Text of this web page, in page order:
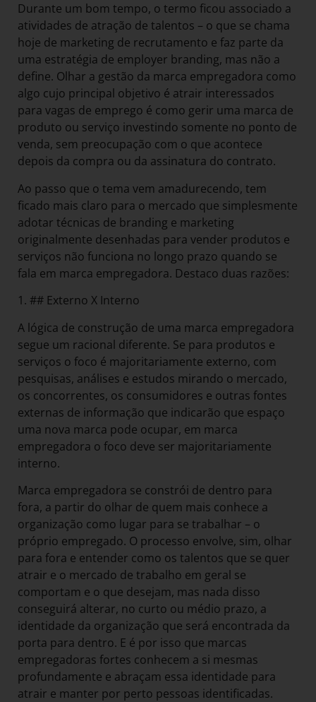
Durante um bom tempo, o termo ficou associado a
atividades de atração de talentos – o que se chama
hoje de marketing de recrutamento e faz parte da
uma estratégia de employer branding, mas não a
define. Olhar a gestão da marca empregadora como
algo cujo principal objetivo é atrair interessados
para vagas de emprego é como gerir uma marca de
produto ou serviço investindo somente no ponto de
venda, sem preocupação com o que acontece
depois da compra ou da assinatura do contrato.
Ao passo que o tema vem amadurecendo, tem
ficado mais claro para o mercado que simplesmente
adotar técnicas de branding e marketing
originalmente desenhadas para vender produtos e
serviços não funciona no longo prazo quando se
fala em marca empregadora. Destaco duas razões:
1. ## Externo X Interno
A lógica de construção de uma marca empregadora
segue um racional diferente. Se para produtos e
serviços o foco é majoritariamente externo, com
pesquisas, análises e estudos mirando o mercado,
os concorrentes, os consumidores e outras fontes
externas de informação que indicarão que espaço
uma nova marca pode ocupar, em marca
empregadora o foco deve ser majoritariamente
interno.
Marca empregadora se constrói de dentro para
fora, a partir do olhar de quem mais conhece a
organização como lugar para se trabalhar – o
próprio empregado. O processo envolve, sim, olhar
para fora e entender como os talentos que se quer
atrair e o mercado de trabalho em geral se
comportam e o que desejam, mas nada disso
conseguirá alterar, no curto ou médio prazo, a
identidade da organização que será encontrada da
porta para dentro. E é por isso que marcas
empregadoras fortes conhecem a si mesmas
profundamente e abraçam essa identidade para
atrair e manter por perto pessoas identificadas.